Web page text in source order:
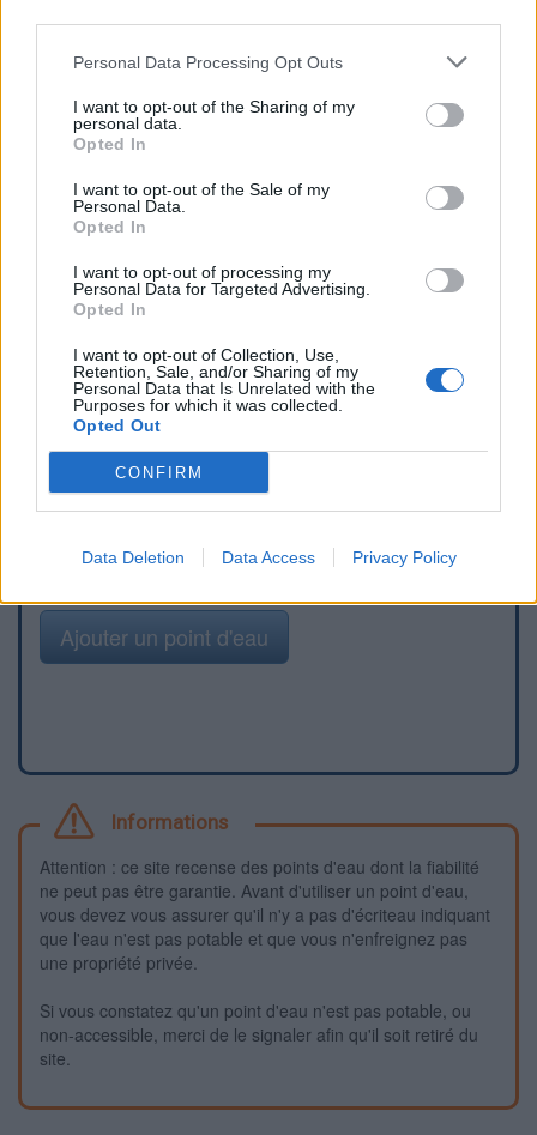
Personal Data Processing Opt Outs
I want to opt-out of the Sharing of my
personal data.
Opted In
I want to opt-out of the Sale of my
Personal Data.
Opted In
I want to opt-out of processing my
Personal Data for Targeted Advertising.
Opted In
I want to opt-out of Collection, Use,
Retention, Sale, and/or Sharing of my
Personal Data that Is Unrelated with the
Purposes for which it was collected.
Opted Out
CONFIRM
Data Deletion Data Access Privacy Policy
Signaler une erreur
Ajouter un point d'eau
Informations
Attention : ce site recense des points d'eau dont la fiabilité
ne peut pas être garantie. Avant d'utiliser un point d'eau,
vous devez vous assurer qu'il n'y a pas d'écriteau indiquant
que l'eau n'est pas potable et que vous n'enfreignez pas
une propriété privée.
Si vous constatez qu'un point d'eau n'est pas potable, ou
non-accessible, merci de le signaler afin qu'il soit retiré du
site.